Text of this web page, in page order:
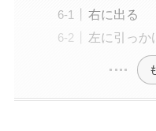
右に出る
左に引っか